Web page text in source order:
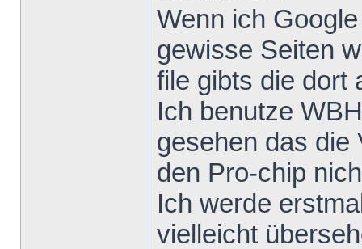
Wenn ich
gewisse Seiten
file gibts die dort
Ich benutze
gesehen das die
den Pro-chip
Ich werde
vielleicht